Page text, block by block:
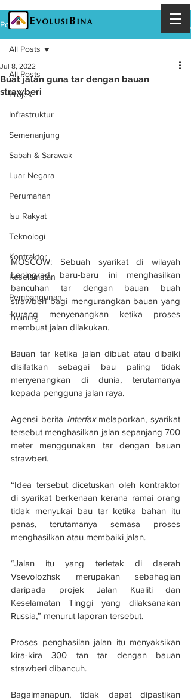
Post
All Posts
Projek
Infrastruktur
Semenanjung
Sabah & Sarawak
Luar Negara
Perumahan
Isu Rakyat
Teknologi
Kontraktor
Keselamatan
Pembangunan
Training
All Posts
Buat jalan guna tar dengan bauan
strawberi
Jul 8, 2022
MOSCOW: Sebuah syarikat di wilayah
Leningrad baru-baru ini menghasilkan
bancuhan tar dengan bauan buah
strawberi bagi mengurangkan bauan yang
kurang menyenangkan ketika proses
membuat jalan dilakukan.
Bauan tar ketika jalan dibuat atau dibaiki
disifatkan sebagai bau paling tidak
menyenangkan di dunia, terutamanya
kepada pengguna jalan raya.
Agensi berita Interfax melaporkan, syarikat
tersebut menghasilkan jalan sepanjang 700
meter menggunakan tar dengan bauan
strawberi.
“Idea tersebut dicetuskan oleh kontraktor
di syarikat berkenaan kerana ramai orang
tidak menyukai bau tar ketika bahan itu
panas, terutamanya semasa proses
menghasilkan atau membaiki jalan.
“Jalan itu yang terletak di daerah
Vsevolozhsk merupakan sebahagian
daripada projek Jalan Kualiti dan
Keselamatan Tinggi yang dilaksanakan
Russia,” menurut laporan tersebut.
Proses penghasilan jalan itu menyaksikan
kira-kira 300 tan tar dengan bauan
strawberi dibancuh.
Bagaimanapun, tidak dapat dipastikan